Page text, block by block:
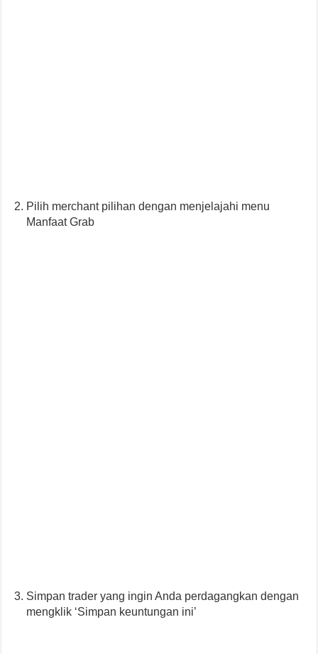
Pilih merchant pilihan dengan menjelajahi menu
Manfaat Grab
Simpan trader yang ingin Anda perdagangkan dengan
mengklik ‘Simpan keuntungan ini’